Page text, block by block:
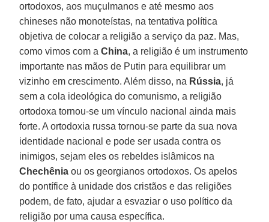
ortodoxos, aos muçulmanos e até mesmo aos
chineses não monoteístas, na tentativa política
objetiva de colocar a religião a serviço da paz. Mas,
como vimos com aChina, a religião é um instrumento
importante nas mãos de Putin para equilibrar um
vizinho em crescimento. Além disso, na Rússia, já
sem a cola ideológica do comunismo, a religião
ortodoxa tornou-se um vínculo nacional ainda mais
forte. A ortodoxia russa tornou-se parte da sua nova
identidade nacional e pode ser usada contra os
inimigos, sejam eles os rebeldes islâmicos na
Chechênia ou os georgianos ortodoxos. Os apelos
do pontífice à unidade dos cristãos e das religiões
podem, de fato, ajudar a esvaziar o uso político da
religião por uma causa específica.